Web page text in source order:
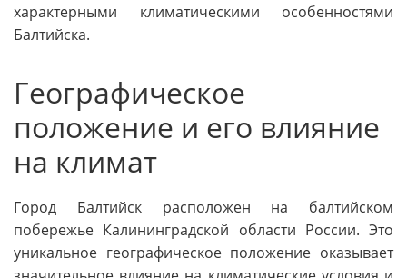
характерными климатическими особенностями
Балтийска.
Географическое
положение и его влияние
на климат
Город Балтийск расположен на балтийском
побережье Калининградской области России. Это
уникальное географическое положение оказывает